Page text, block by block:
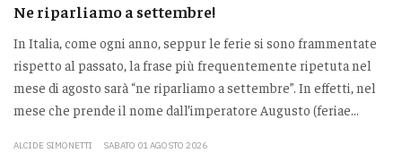
Ne riparliamo a settembre!
In Italia, come ogni anno, seppur le ferie si sono frammentate
rispetto al passato, la frase più frequentemente ripetuta nel
mese di agosto sarà “ne riparliamo a settembre”. In effetti, nel
mese che prende il nome dall’imperatore Augusto (feriae...
ALCIDE SIMONETTI SABATO 01 AGOSTO 2026